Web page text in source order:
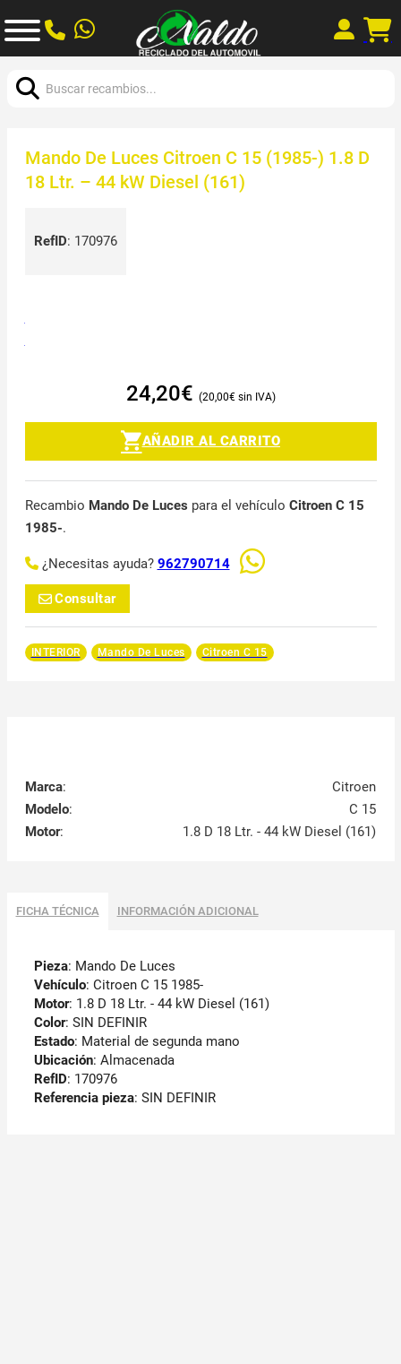
Mando De Luces Citroen C 15 (1985-) 1.8 D
18 Ltr. – 44 kW Diesel (161)
RefID: 170976
24,20€ 20,00€
AÑADIR AL CARRITO
Recambio Mando De Luces para el vehículo Citroen C 15
1985-.
¿Necesitas ayuda? 962790714
Consultar
INTERIOR Mando De Luces Citroen C 15
Marca:
Citroen
Modelo:
C 15
Motor: 1.8 D 18 Ltr. - 44 kW Diesel (161)
FICHA TÉCNICA INFORMACIÓN ADICIONAL
Pieza: Mando De Luces
Vehículo: Citroen C 15 1985-
Motor: 1.8 D 18 Ltr. - 44 kW Diesel (161)
Color: SIN DEFINIR
Estado: Material de segunda mano
Ubicación: Almacenada
RefID: 170976
Referencia pieza: SIN DEFINIR